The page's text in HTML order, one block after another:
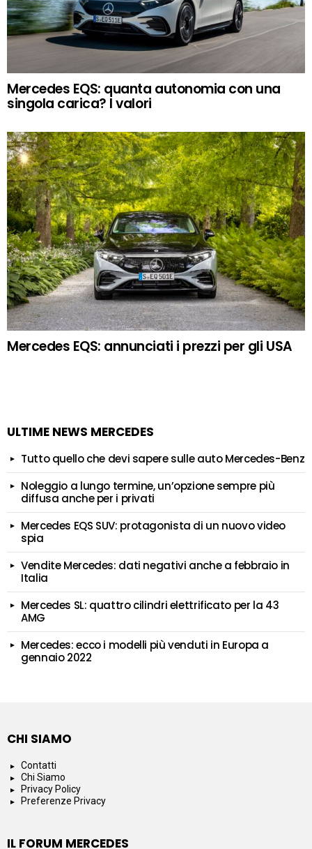
Mercedes EQS: quanta autonomia con una
singola carica? I valori
Mercedes EQS: annunciati i prezzi per gli USA
ULTIME NEWS MERCEDES
Tutto quello che devi sapere sulle auto Mercedes-Benz
Noleggio a lungo termine, un’opzione sempre più
diffusa anche per i privati
Mercedes EQS SUV: protagonista di un nuovo video
spia
Vendite Mercedes: dati negativi anche a febbraio in
Italia
Mercedes SL: quattro cilindri elettrificato per la 43
AMG
Mercedes: ecco i modelli più venduti in Europa a
gennaio 2022
CHI SIAMO
Contatti
Chi Siamo
Privacy Policy
Preferenze Privacy
IL FORUM MERCEDES